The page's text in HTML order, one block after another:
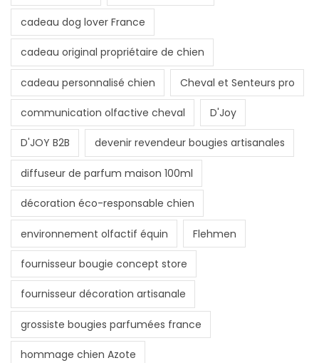
cadeau dog lover France
cadeau original propriétaire de chien
cadeau personnalisé chien Cheval et Senteurs pro
communication olfactive cheval D'Joy
D'JOY B2B devenir revendeur bougies artisanales
diffuseur de parfum maison 100ml
décoration éco-responsable chien
environnement olfactif équin Flehmen
fournisseur bougie concept store
fournisseur décoration artisanale
grossiste bougies parfumées france
hommage chien Azote